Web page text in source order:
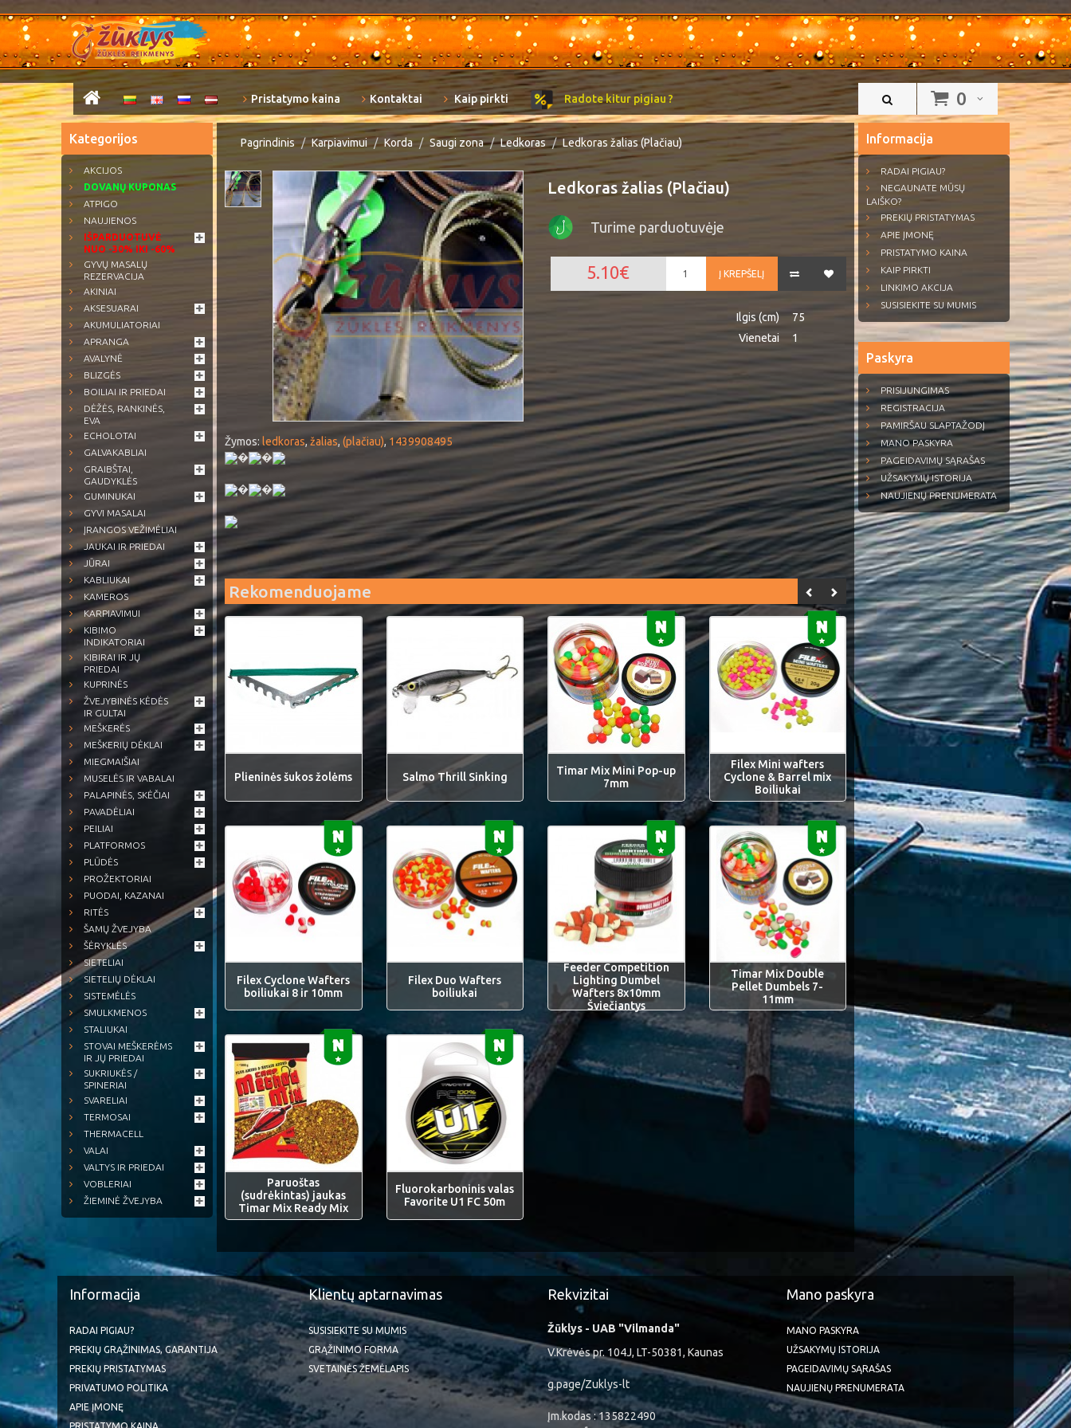
0
Pristatymo kaina Kontaktai Kaip pirkti Radote kitur pigiau ?
Kategorijos
AKCIJOS
DOVANŲ KUPONAS
ATPIGO
NAUJIENOS
IŠPARDUOTUVĖ
NUO -30% IKI -60%
GYVŲ MASALŲ
REZERVACIJA
AKINIAI
AKSESUARAI
AKUMULIATORIAI
APRANGA
AVALYNĖ
BLIZGĖS
BOILIAI IR PRIEDAI
DĖŽĖS, RANKINĖS,
EVA
ECHOLOTAI
GALVAKABLIAI
GRAIBŠTAI,
GAUDYKLĖS
GUMINUKAI
GYVI MASALAI
ĮRANGOS VEŽIMĖLIAI
JAUKAI IR PRIEDAI
JŪRAI
KABLIUKAI
KAMEROS
KARPIAVIMUI
KIBIMO
INDIKATORIAI
KIBIRAI IR JŲ
PRIEDAI
KUPRINĖS
ŽVEJYBINĖS KĖDĖS
IR GULTAI
MEŠKERĖS
MEŠKERIŲ DĖKLAI
MIEGMAIŠIAI
MUSELĖS IR VABALAI
PALAPINĖS, SKĖČIAI
PAVADĖLIAI
PEILIAI
PLATFORMOS
PLŪDĖS
PROŽEKTORIAI
PUODAI, KAZANAI
RITĖS
ŠAMŲ ŽVEJYBA
ŠĖRYKLĖS
SIETELIAI
SIETELIŲ DĖKLAI
SISTEMĖLĖS
SMULKMENOS
STALIUKAI
STOVAI MEŠKERĖMS
IR JŲ PRIEDAI
SUKRIUKĖS /
SPINERIAI
SVARELIAI
TERMOSAI
THERMACELL
VALAI
VALTYS IR PRIEDAI
VOBLERIAI
ŽIEMINĖ ŽVEJYBA
Pagrindinis Karpiavimui Korda Saugi zona Ledkoras Ledkoras žalias (Plačiau)
Ledkoras žalias (Plačiau)
Turime parduotuvėje
Į KREPŠELĮ
5.10€
Ilgis (cm)
75
Vienetai
1
Žymos: ledkoras, žalias, (plačiau), 1439908495
�
�
� �
Rekomenduojame
Plieninės šukos žolėms Salmo Thrill Sinking
Timar Mix Mini Pop-up
7mm
Filex Mini wafters
Cyclone & Barrel mix
Boiliukai
Filex Cyclone Wafters
boiliukai 8 ir 10mm
Filex Duo Wafters
boiliukai
Feeder Competition
Lighting Dumbel
Wafters 8x10mm
Šviečiantys
Timar Mix Double
Pellet Dumbels 7-
11mm
Paruoštas
(sudrėkintas) jaukas
Timar Mix Ready Mix
Fluorokarboninis valas
Favorite U1 FC 50m
Informacija
RADAI PIGIAU?
NEGAUNATE MŪSŲ
LAIŠKO?
PREKIŲ PRISTATYMAS
APIE ĮMONĘ
PRISTATYMO KAINA
KAIP PIRKTI
LINKIMO AKCIJA
SUSISIEKITE SU MUMIS
Paskyra
PRISIJUNGIMAS
REGISTRACIJA
PAMIRŠAU SLAPTAŽODĮ
MANO PASKYRA
PAGEIDAVIMŲ SĄRAŠAS
UŽSAKYMŲ ISTORIJA
NAUJIENŲ PRENUMERATA
Informacija
RADAI PIGIAU?
PREKIŲ GRĄŽINIMAS, GARANTIJA
PREKIŲ PRISTATYMAS
PRIVATUMO POLITIKA
APIE ĮMONĘ
PRISTATYMO KAINA
Klientų aptarnavimas
SUSISIEKITE SU MUMIS
GRĄŽINIMO FORMA
SVETAINĖS ŽEMĖLAPIS
Rekvizitai
Žūklys - UAB "Vilmanda"
V.Krėvės pr. 104J, LT-50381, Kaunas
g.page/Zuklys-lt
Įm.kodas : 135822490
Mano paskyra
MANO PASKYRA
UŽSAKYMŲ ISTORIJA
PAGEIDAVIMŲ SĄRAŠAS
NAUJIENŲ PRENUMERATA